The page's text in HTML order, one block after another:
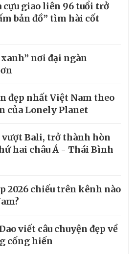
cựu giao liên 96 tuổi trở
bản đồ” tìm hài cốt
xanh” nơi đại ngàn
đẹp nhất Việt Nam theo
của Lonely Planet
vượt Bali, trở thành hòn
hai châu Á - Thái Bình
2026 chiếu trên kênh nào
viết câu chuyện đẹp về
cống hiến